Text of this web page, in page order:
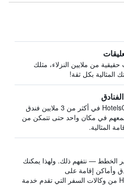
حقيقية من ملايين النزلاء، مثلك
المثالية بكل ثقة!
يبحث HotelsCombined في أكثر من 3 ملايين فندق
في مكان واحد حتى تتمكن من
المثالية.
الخطط — نتفهم ذلك. ولهذا يمكنك
وأماكن إقامة على
HotelsCombined من وكالات السفر التي تقدم خدمة